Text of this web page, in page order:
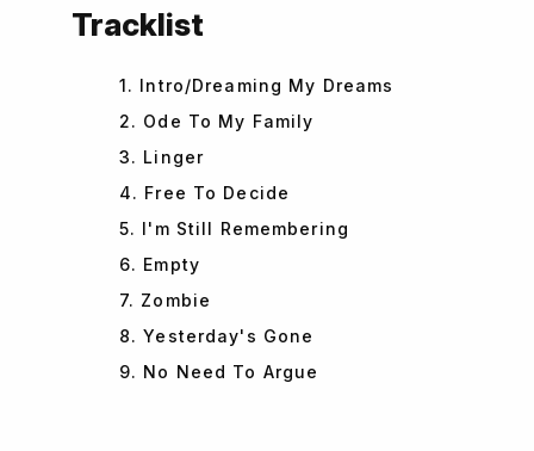
Tracklist
1. Intro/Dreaming My Dreams
2. Ode To My Family
3. Linger
4. Free To Decide
5. I'm Still Remembering
6. Empty
7. Zombie
8. Yesterday's Gone
9. No Need To Argue